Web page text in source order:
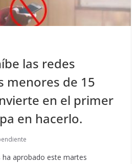
las redes
menores de 15
en el primer
en hacerlo.
ha aprobado este martes